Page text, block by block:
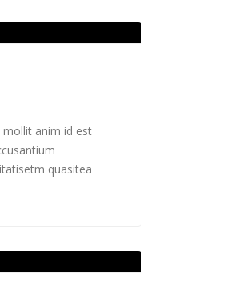
mollit anim id est
quasitea